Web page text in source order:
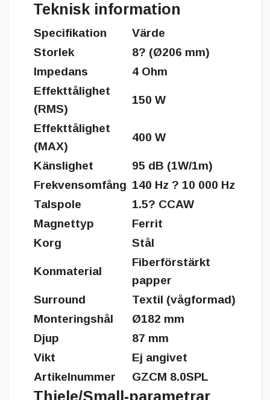
Teknisk information
Specifikation
Värde
Storlek
8? (Ø206 mm)
Impedans
4 Ohm
Effekttålighet
(RMS)
150 W
Effekttålighet
(MAX)
400 W
Känslighet
95 dB (1W/1m)
Frekvensomfång 140 Hz ? 10 000 Hz
Talspole
1.5? CCAW
Magnettyp
Ferrit
Korg
Stål
Konmaterial
Fiberförstärkt
papper
Surround
Textil (vågformad)
Monteringshål
Ø182 mm
Djup
87 mm
Vikt
Ej angivet
Artikelnummer
GZCM 8.0SPL
Thiele/Small-parametrar